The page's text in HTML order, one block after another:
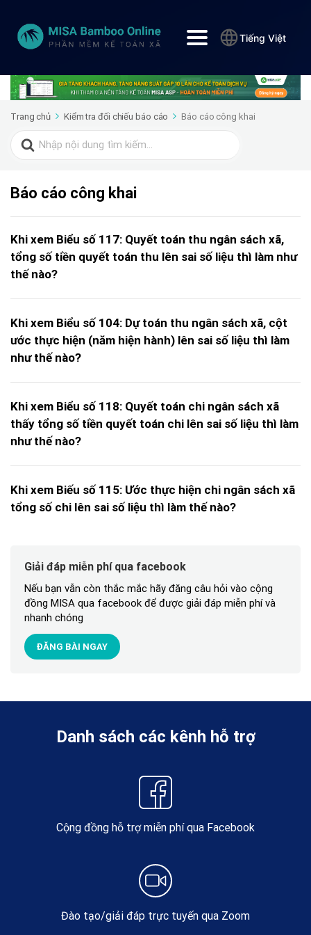
Tiếng Việt
Trang chủ Kiểm tra đối chiếu báo cáo Báo cáo công khai
Search
for:
Báo cáo công khai
Khi xem Biểu số 117: Quyết toán thu ngân sách xã,
tổng số tiền quyết toán thu lên sai số liệu thì làm như
thế nào?
Khi xem Biểu số 104: Dự toán thu ngân sách xã, cột
ước thực hiện (năm hiện hành) lên sai số liệu thì làm
như thế nào?
Khi xem Biểu số 118: Quyết toán chi ngân sách xã
thấy tổng số tiền quyết toán chi lên sai số liệu thì làm
như thế nào?
Khi xem Biếu số 115: Ước thực hiện chi ngân sách xã
tổng số chi lên sai số liệu thì làm thế nào?
Giải đáp miễn phí qua facebook
Nếu bạn vẫn còn thắc mắc hãy đăng câu hỏi vào cộng
đồng MISA qua facebook để được giải đáp miễn phí và
nhanh chóng
ĐĂNG BÀI NGAY
Danh sách các kênh hỗ trợ
Cộng đồng hỗ trợ miễn phí qua Facebook
Đào tạo/giải đáp trực tuyến qua Zoom